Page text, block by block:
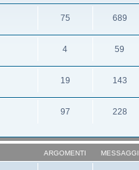
75 689
4 59
19 143
97 228
ARGOMENTI MESSAGGI